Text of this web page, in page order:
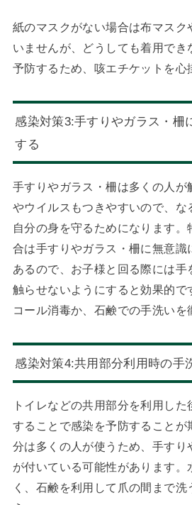
紙のマスクがない場合は布マスク
いませんが、どうしても着用でき
予防するため、咳エチケットを心
感染対策3:手すりやガラス・柵
する
手すりやガラス・柵は多くの人が
やウイルスもつきやすいので、な
自分の身を守るためになります
合は手すりやガラス・柵に無意識
あるので、お子様と回る際には手
触らせないようにすると効果的で
コール消毒か、石鹸での手洗いを
感染対策4:共用部分利用時の手
トイレなどの共用部分を利用し
することで感染を予防することが
分は多くの人が使うため、手すり
が付いている可能性があります。
く、石鹸を利用して爪の間まで洗